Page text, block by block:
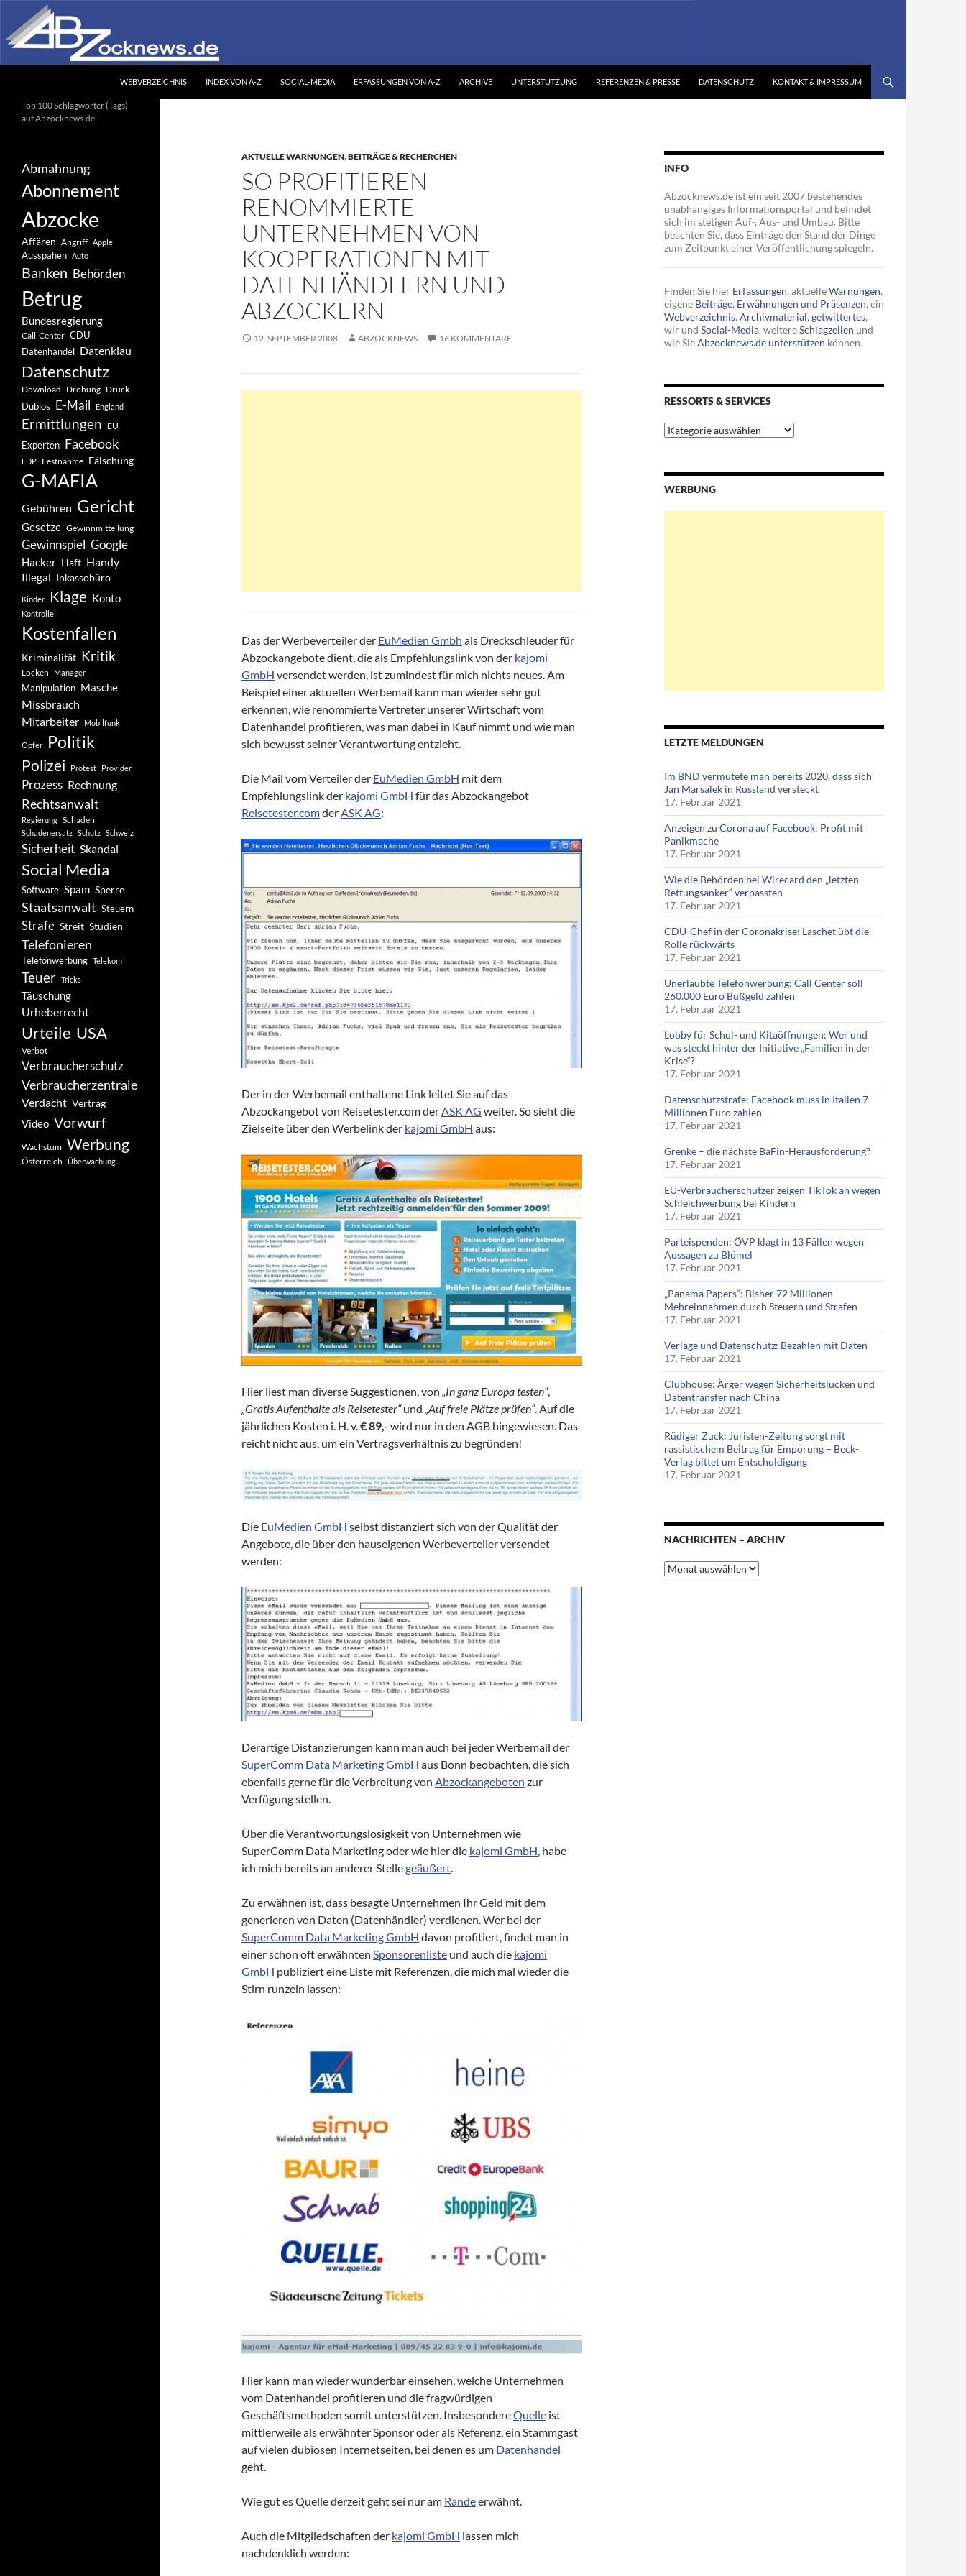
Inhalt
springen
WEBVERZEICHNIS INDEX VON A-Z SOCIAL-MEDIA ERFASSUNGEN VON A-Z ARCHIVE UNTERSTÜTZUNG REFERENZEN & PRESSE DATENSCHUTZ KONTAKT & IMPRESSUM
AKTUELLE WARNUNGEN,BEITRÄGE & RECHERCHEN
SO PROFITIEREN
RENOMMIERTE
UNTERNEHMEN VON
KOOPERATIONEN MIT
DATENHÄNDLERN UND
ABZOCKERN
12. SEPTEMBER 2008 ABZOCKNEWS 16 KOMMENTARE
Das der Werbeverteiler der EuMedien Gmbh als Dreckschleuder für
Abzockangebote dient, die als Empfehlungslink von der kajomi
GmbH versendet werden, ist zumindest für mich nichts neues. Am
Beispiel einer aktuellen Werbemail kann man wieder sehr gut
erkennen, wie renommierte Vertreter unserer Wirtschaft vom
Datenhandel profitieren, was man dabei in Kauf nimmt und wie man
sich bewusst seiner Verantwortung entzieht.
Die Mail vom Verteiler der EuMedien GmbH mit dem
Empfehlungslink der kajomi GmbH für das Abzockangebot
Reisetester.comderASK AG:
Der in der Werbemail enthaltene Link leitet Sie auf das
Abzockangebot von Reisetester.com derASK AG weiter. So sieht die
Zielseite über den Werbelink der kajomi GmbH aus:
Hier liest man diverse Suggestionen, von „In ganz Europa testen“,
„Gratis Aufenthalte als Reisetester“und „Auf freie Plätze prüfen“. Auf die
jährlichen Kosten i. H. v.€ 89,- wird nur in den AGB hingewiesen. Das
reicht nicht aus, um ein Vertragsverhältnis zu begründen!
Die EuMedien GmbH selbst distanziert sich von der Qualität der
Angebote, die über den hauseigenen Werbeverteiler versendet
werden:
Derartige Distanzierungen kann man auch bei jeder Werbemail der
SuperComm Data Marketing GmbH aus Bonn beobachten, die sich
ebenfalls gerne für die Verbreitung von Abzockangeboten zur
Verfügung stellen.
Über die Verantwortungslosigkeit von Unternehmen wie
SuperComm Data Marketing oder wie hier die kajomi GmbH, habe
ich mich bereits an anderer Stellegeäußert.
Zu erwähnen ist, dass besagte Unternehmen Ihr Geld mit dem
generieren von Daten (Datenhändler) verdienen. Wer bei der
SuperComm Data Marketing GmbH davon profitiert, findet man in
einer schon oft erwähnten Sponsorenliste und auch die kajomi
GmbH publiziert eine Liste mit Referenzen, die mich mal wieder die
Stirn runzeln lassen:
Hier kann man wieder wunderbar einsehen, welche Unternehmen
vom Datenhandel profitieren und die fragwürdigen
Geschäftsmethoden somit unterstützen. InsbesondereQuelle ist
mittlerweile als erwähnter Sponsor oder als Referenz, ein Stammgast
auf vielen dubiosen Internetseiten, bei denen es um Datenhandel
geht.
Wie gut es Quelle derzeit geht sei nur am Randeerwähnt.
Auch die Mitgliedschaften der kajomi GmbH lassen mich
nachdenklich werden:
INFO
Abzocknews.de ist ein seit 2007 bestehendes
unabhängiges Informationsportal und befindet
sich im stetigen Auf-, Aus- und Umbau. Bitte
beachten Sie, dass Einträge den Stand der Dinge
zum Zeitpunkt einer Veröffentlichung spiegeln.
Finden Sie hier Erfassungen, aktuelleWarnungen,
eigene Beiträge, Erwähnungen und Präsenzen, ein
Webverzeichnis, Archivmaterial, getwittertes,
wir und Social-Media, weitereSchlagzeilen und
wie SieAbzocknews.de unterstützen können.
RESSORTS & SERVICES
Ressorts
&
WERBUNG
LETZTE MELDUNGEN
Im BND vermutete man bereits 2020, dass sich
Jan Marsalek in Russland versteckt
17. Februar 2021
Anzeigen zu Corona auf Facebook: Profit mit
Panikmache
17. Februar 2021
Wie die Behörden bei Wirecard den „letzten
Rettungsanker“ verpassten
17. Februar 2021
CDU-Chef in der Coronakrise: Laschet übt die
Rolle rückwärts
17. Februar 2021
Unerlaubte Telefonwerbung: Call Center soll
260.000 Euro Bußgeld zahlen
17. Februar 2021
Lobby für Schul- und Kitaöffnungen: Wer und
was steckt hinter der Initiative „Familien in der
Krise“?
17. Februar 2021
Datenschutzstrafe: Facebook muss in Italien 7
Millionen Euro zahlen
17. Februar 2021
Grenke – die nächste BaFin-Herausforderung?
17. Februar 2021
EU-Verbraucherschützer zeigen TikTok an wegen
Schleichwerbung bei Kindern
17. Februar 2021
Parteispenden: ÖVP klagt in 13 Fällen wegen
Aussagen zu Blümel
17. Februar 2021
„Panama Papers“: Bisher 72 Millionen
Mehreinnahmen durch Steuern und Strafen
17. Februar 2021
Verlage und Datenschutz: Bezahlen mit Daten
17. Februar 2021
Clubhouse: Ärger wegen Sicherheitslücken und
Datentransfer nach China
17. Februar 2021
Rüdiger Zuck: Juristen-Zeitung sorgt mit
rassistischem Beitrag für Empörung – Beck-
Verlag bittet um Entschuldigung
17. Februar 2021
NACHRICHTEN – ARCHIV
Nachrichten
–
Ihr unabhängiges
Informationsportal
Top 100 Schlagwörter (Tags)
auf Abzocknews.de:
Abmahnung
Abonnement
Abzocke
Affären Angriff Apple
Ausspähen Auto
Banken Behörden
Betrug
Bundesregierung
Call-Center CDU
Datenhandel Datenklau
Datenschutz
Download Drohung Druck
Dubios E-Mail England
Ermittlungen EU
Experten Facebook
FDP Festnahme Fälschung
G-MAFIA
Gebühren Gericht
Gesetze Gewinnmitteilung
Gewinnspiel Google
Hacker Haft Handy
Illegal Inkassobüro
Kinder Klage Konto
Kontrolle
Kostenfallen
Kriminalität Kritik
Locken Manager
Manipulation Masche
Missbrauch
Mitarbeiter
Mobilfunk
Opfer Politik
Polizei Protest Provider
Prozess Rechnung
Rechtsanwalt
Regierung Schaden
Schadenersatz Schutz Schweiz
Sicherheit Skandal
Social Media
Software Spam Sperre
Staatsanwalt Steuern
Strafe Streit Studien
Telefonieren
Telefonwerbung Telekom
Teuer Tricks
Täuschung
Urheberrecht
Urteile USA
Verbot
Verbraucherschutz
Verbraucherzentrale
Verdacht Vertrag
Video Vorwurf
Wachstum Werbung
Österreich Überwachung